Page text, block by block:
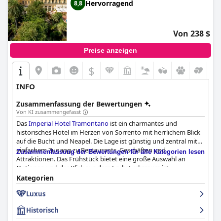
8,8 Hervorragend
Von 238 $
Preise anzeigen
$
INFO
Zusammenfassung der Bewertungen
Von KI zusammengefasst
DasImperial Hotel Tramontano ist ein charmantes und
historisches Hotel im Herzen von Sorrento mit herrlichem Blick
auf die Bucht und Neapel. Die Lage ist günstig und zentral mit
einfachem Zugang zu Restaurants, Geschäften und
Attraktionen. Das Frühstück bietet eine große Auswahl an
Optionen und der Blick aus dem Frühstücksraum ist
atemberaubend. Die Zimmer sind komfortabel, aber veraltet.
Einige Gäste bemängeln die Geräuschübertragung zwischen
den Zimmern und die fehlende Schallisolierung. Das
Hotelpersonal ist außergewöhnlich und wird als professionell,
aufmerksam, höflich und zuvorkommend beschrieben. Der
Zusammenfassung der Bewertungen für alle Kategorien lesen
Kategorien
Luxus
Historisch